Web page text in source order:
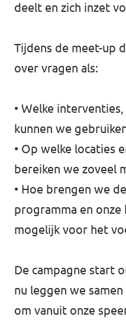
deelt en zich inzet
Tijdens de meet-up
over vragen als:
• Welke
kunnen we
• Op welke locaties
bereiken we zoveel
• Hoe brengen we
programma en
mogelijk voor het
De campagne start
nu leggen we
om vanuit onze